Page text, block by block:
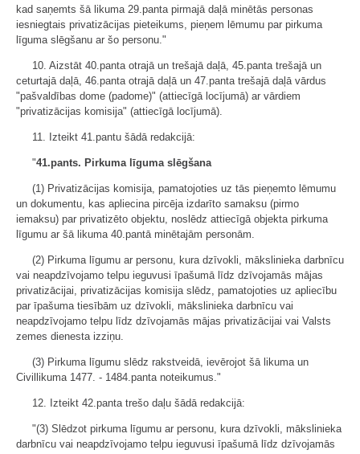
kad saņemts šā likuma 29.panta pirmajā daļā minētās personas
iesniegtais privatizācijas pieteikums, pieņem lēmumu par pirkuma
līguma slēgšanu ar šo personu."
10. Aizstāt 40.panta otrajā un trešajā daļā, 45.panta trešajā un
ceturtajā daļā, 46.panta otrajā daļā un 47.panta trešajā daļā vārdus
"pašvaldības dome (padome)" (attiecīgā locījumā) ar vārdiem
"privatizācijas komisija" (attiecīgā locījumā).
11. Izteikt 41.pantu šādā redakcijā:
"41.pants. Pirkuma līguma slēgšana
(1) Privatizācijas komisija, pamatojoties uz tās pieņemto lēmumu
un dokumentu, kas apliecina pircēja izdarīto samaksu (pirmo
iemaksu) par privatizēto objektu, noslēdz attiecīgā objekta pirkuma
līgumu ar šā likuma 40.pantā minētajām personām.
(2) Pirkuma līgumu ar personu, kura dzīvokli, mākslinieka darbnīcu
vai neapdzīvojamo telpu ieguvusi īpašumā līdz dzīvojamās mājas
privatizācijai, privatizācijas komisija slēdz, pamatojoties uz apliecību
par īpašuma tiesībām uz dzīvokli, mākslinieka darbnīcu vai
neapdzīvojamo telpu līdz dzīvojamās mājas privatizācijai vai Valsts
zemes dienesta izziņu.
(3) Pirkuma līgumu slēdz rakstveidā, ievērojot šā likuma un
Civillikuma 1477. - 1484.panta noteikumus."
12. Izteikt 42.panta trešo daļu šādā redakcijā:
"(3) Slēdzot pirkuma līgumu ar personu, kura dzīvokli, mākslinieka
darbnīcu vai neapdzīvojamo telpu ieguvusi īpašumā līdz dzīvojamās